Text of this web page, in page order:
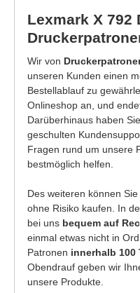
Lexmark X 792
Wir von
unseren Kunden einen
Bestellablauf zu
Onlineshop an, und
Darüberhinaus haben
geschulten
Fragen rund um unsere
bestmöglich helfen.
Des weiteren können
ohne Risiko kaufen. In
bei uns bequem auf
einmal etwas nicht in
Patronen innerhalb 100
Obendrauf geben wir
unsere Produkte.